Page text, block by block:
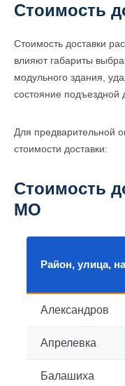
Стоимость
Стоимость доставки
влияют габариты
модульного здания,
состояние подъездной
Для предварительной
стоимости доставки:
Стоимость
МО
Район, улица,
Александров
Апрелевка
Балашиха